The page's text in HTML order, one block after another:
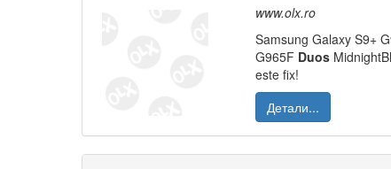
www.olx.ro
Samsung Galaxy S9+
G965F Duos
este fix!
Детали...